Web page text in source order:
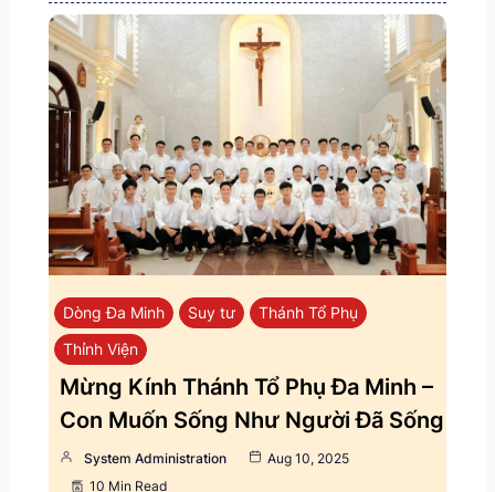
Dòng Đa Minh Suy tư
Thánh Tổ Phụ
Thỉnh Viện
Mừng Kính Thánh Tổ Phụ Đa Minh –
Con Muốn Sống Như Người Đã Sống
System Administration
Aug 10, 2025
10 Min Read